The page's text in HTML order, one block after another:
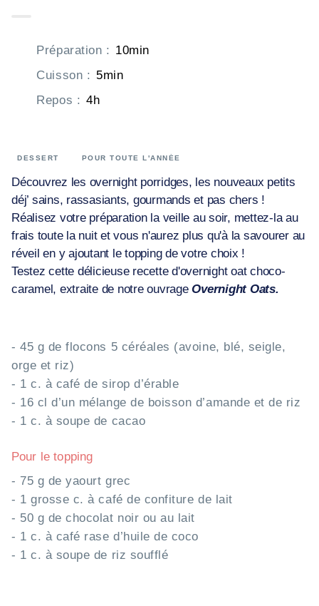
Préparation : 10min
Cuisson : 5min
Repos : 4h
DESSERT POUR TOUTE L'ANNÉE
Découvrez les overnight porridges, les nouveaux petits
déj’ sains, rassasiants, gourmands et pas chers !
Réalisez votre préparation la veille au soir, mettez-la au
frais toute la nuit et vous n'aurez plus qu'à la savourer au
réveil en y ajoutant le topping de votre choix !
Testez cette délicieuse recette d'overnight oat choco-
caramel, extraite de notre ouvrageOvernight Oats.
- 45 g de flocons 5 céréales (avoine, blé, seigle,
orge et riz)
- 1 c. à café de sirop d’érable
- 16 cl d’un mélange de boisson d’amande et de riz
- 1 c. à soupe de cacao
Pour le topping
- 75 g de yaourt grec
- 1 grosse c. à café de confiture de lait
- 50 g de chocolat noir ou au lait
- 1 c. à café rase d’huile de coco
- 1 c. à soupe de riz soufflé